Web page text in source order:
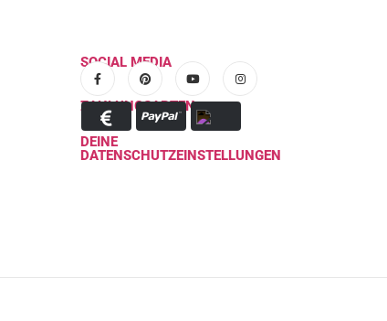
SOCIAL MEDIA
ZAHLUNGSARTEN
DEINE
DATENSCHUTZEINSTELLUNGEN